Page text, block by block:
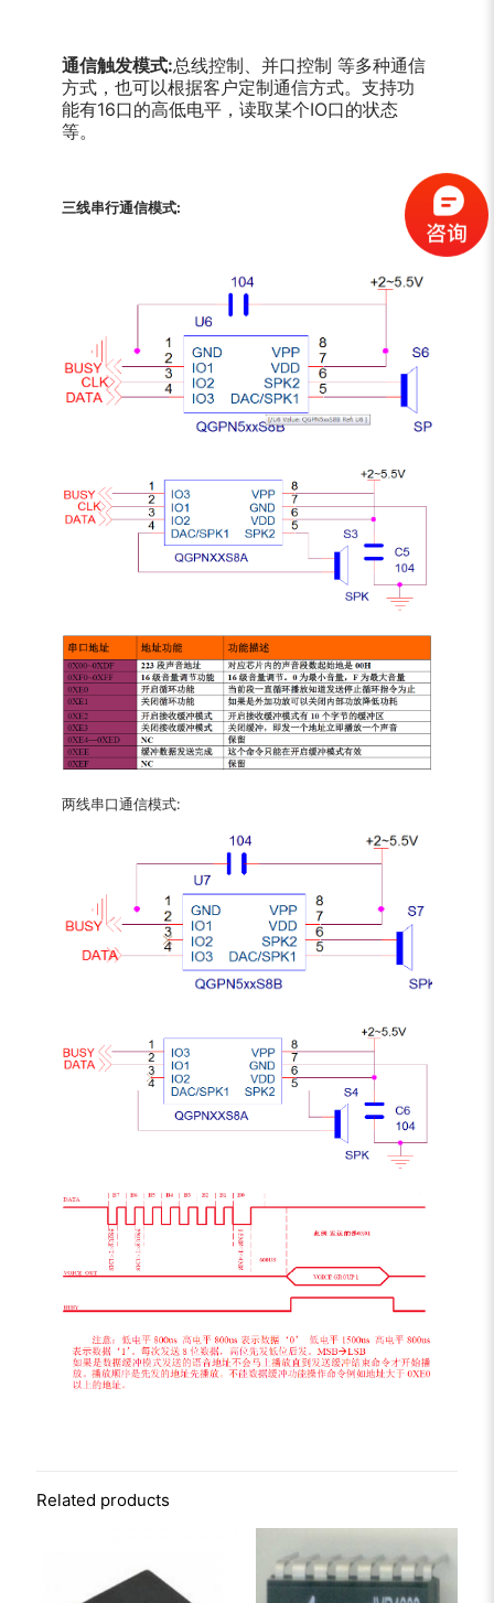
通信触发模式:总线控制、并口控制 等多种通信
方式，也可以根据客户定制通信方式。支持功
能有16口的高低电平，读取某个IO口的状态
等。
三线串行通信模式:
两线串口通信模式:
Related products